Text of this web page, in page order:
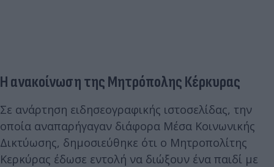
Η ανακοίνωση της Μητρόπολης Κέρκυρας
Σε ανάρτηση ειδησεογραφικής ιστοσελίδας, την
οποία αναπαρήγαγαν διάφορα Μέσα Κοινωνικής
Δικτύωσης, δημοσιεύθηκε ότι ο Μητροπολίτης
Κερκύρας έδωσε εντολή να διώξουν ένα παιδί με